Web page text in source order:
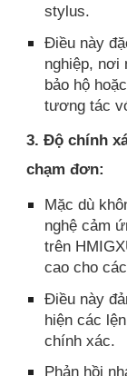
stylus.
Điều này
nghiệp, nơi
bảo hộ
tương tác
3. Độ chính
chạm đơn:
Mặc dù
nghệ cảm
trên
cao cho
Điều này
hiện các
chính xác.
Phản hồi